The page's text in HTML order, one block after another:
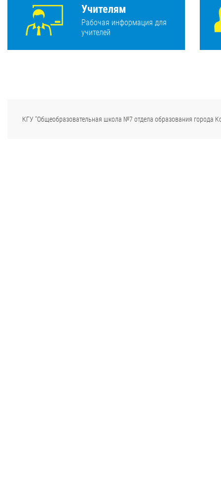
Учителям
Рабочая информация для
учителей
КГУ "Общеобразовательная школа №7 отдела образования города